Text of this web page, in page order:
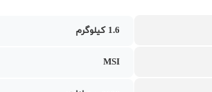
1.6 کیلوگرم
MSI